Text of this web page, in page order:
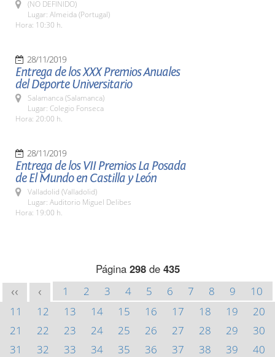
(NO DEFINIDO)
Lugar: Almeida (Portugal)
Hora: 10:30 h.
28/11/2019
Entrega de los XXX Premios Anuales
del Deporte Universitario
Salamanca (Salamanca)
Lugar: Colegio Fonseca
Hora: 20:00 h.
28/11/2019
Entrega de los VII Premios La Posada
de El Mundo en Castilla y León
Valladolid (Valladolid)
Lugar: Auditorio Miguel Delibes
Hora: 19:00 h.
Página 298de 435
<< < 1 2 3 4 5 6 7 8 9
10
11
12 13 14 15 16 17 18 19
20
21
22 23 24 25 26 27 28 29
30
31
32 33 34 35 36 37 38 39
40